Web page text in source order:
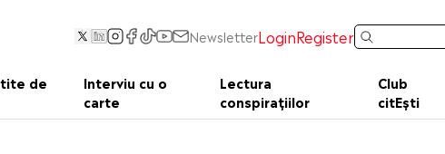
NewsletterLoginRegister
de
Interviu cu o
carte
Lectura
conspirațiilor
Club
citEști